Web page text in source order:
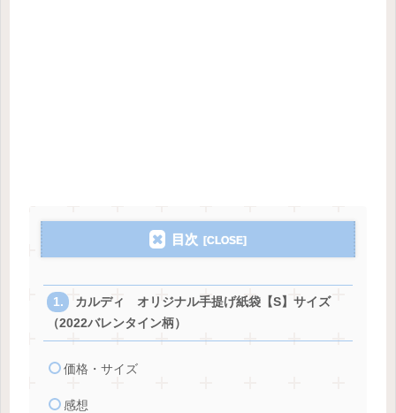
目次
カルディ オリジナル手提げ紙袋【S】サイズ
（2022バレンタイン柄）
価格・サイズ
感想